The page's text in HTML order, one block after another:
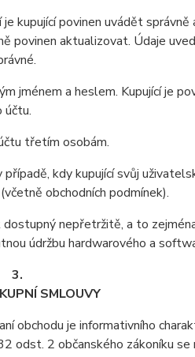
povinen uvádět správně
povinen aktualizovat. Údaje
a heslem. Kupující je
účtu.
třetím osobám.
kdy kupující svůj
obchodních podmínek).
nepřetržitě, a to
údržbu hardwarového a
3.
SMLOUVY
je informativního
odst. 2 občanského zákoníku se